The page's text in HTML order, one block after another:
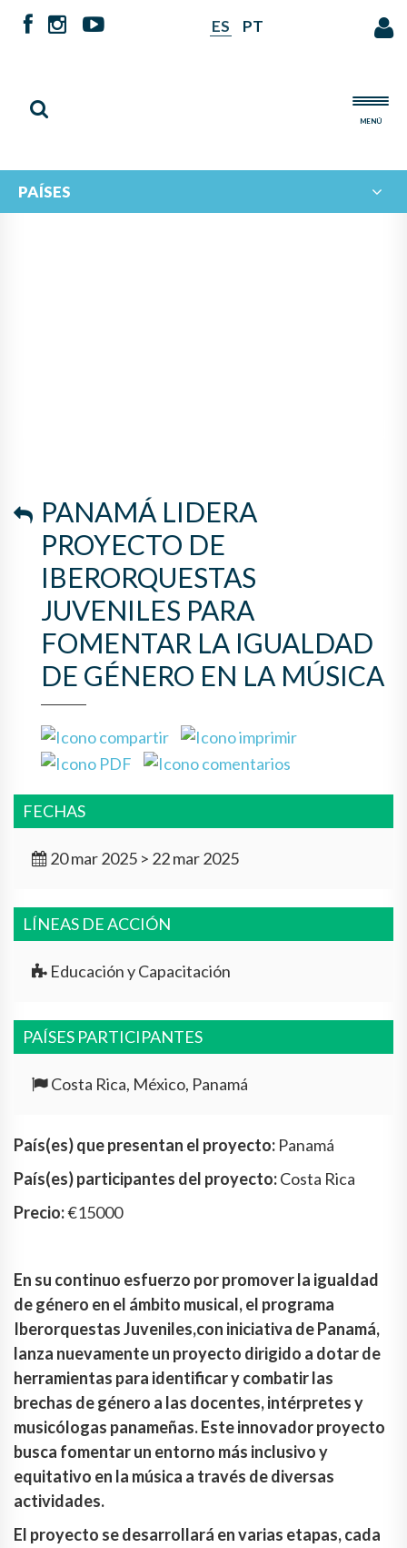
ES PT
MENÚ
PAÍSES
PANAMÁ LIDERA
PROYECTO DE
IBERORQUESTAS
JUVENILES PARA
FOMENTAR LA IGUALDAD
DE GÉNERO EN LA MÚSICA
FECHAS
20 mar 2025 > 22 mar 2025
LÍNEAS DE ACCIÓN
Educación y Capacitación
PAÍSES PARTICIPANTES
Costa Rica, México, Panamá
País(es) que presentan el proyecto: Panamá
País(es) participantes del proyecto:Costa Rica
Precio:€15000
En su continuo esfuerzo por promover la igualdad
de género en el ámbito musical, el programa
Iberorquestas Juveniles,con iniciativa de Panamá,
lanza nuevamente un proyecto dirigido a dotar de
herramientas para identificar y combatir las
brechas de género a las docentes, intérpretes y
musicólogas panameñas. Este innovador proyecto
busca fomentar un entorno más inclusivo y
equitativo en la música a través de diversas
actividades.
El proyecto se desarrollará en varias etapas, cada